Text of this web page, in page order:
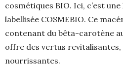
cosmétiques BIO. Ici, c’est
labellisée COSMEBIO. Ce
contenant du bêta-carotène
offre des vertus
nourrissantes.